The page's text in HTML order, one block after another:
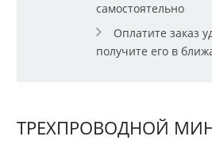
самостоятельно
Оплатите заказ
получите его в
ТРЕХПРОВОДНОЙ